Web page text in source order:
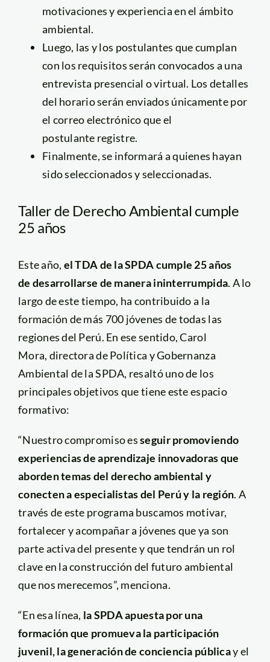
motivaciones y experiencia en el ámbito
ambiental.
Luego, las y los postulantes que cumplan
con los requisitos serán convocados a una
entrevista presencial o virtual. Los detalles
del horario serán enviados únicamente por
el correo electrónico que el
postulante registre.
Finalmente, se informará a quienes hayan
sido seleccionados y seleccionadas.
Taller de Derecho Ambiental cumple
25 años
Este año, el TDA de la SPDA cumple 25 años
de desarrollarse de manera ininterrumpida. A lo
largo de este tiempo, ha contribuido a la
formación de más 700 jóvenes de todas las
regiones del Perú. En ese sentido, Carol
Mora, directora de Política y Gobernanza
Ambiental de la SPDA, resaltó uno de los
principales objetivos que tiene este espacio
formativo:
“Nuestro compromiso esseguir promoviendo
experiencias de aprendizaje innovadoras que
aborden temas del derecho ambiental y
conecten a especialistas del Perú y la región. A
través de este programa buscamos motivar,
fortalecer y acompañar a jóvenes que ya son
parte activa del presente y que tendrán un rol
clave en la construcción del futuro ambiental
que nos merecemos”, menciona.
“En esa línea, la SPDA apuesta por una
formación que promueva la participación
juvenil, la generación de conciencia públicay el